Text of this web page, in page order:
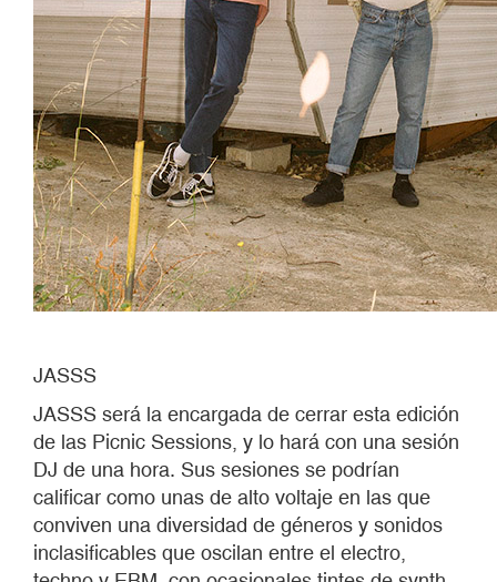
JASSS
JASSS será la encargada de cerrar esta edición
de las Picnic Sessions, y lo hará con una sesión
DJ de una hora. Sus sesiones se podrían
calificar como unas de alto voltaje en las que
conviven una diversidad de géneros y sonidos
inclasificables que oscilan entre el electro,